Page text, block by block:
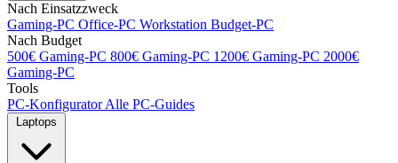
Nach Einsatzzweck
Gaming-PC Office-PC Workstation Budget-PC
Nach Budget
500€ Gaming-PC 800€ Gaming-PC 1200€ Gaming-PC 2000€
Gaming-PC
Tools
PC-KonfiguratorAlle PC-Guides
Laptops